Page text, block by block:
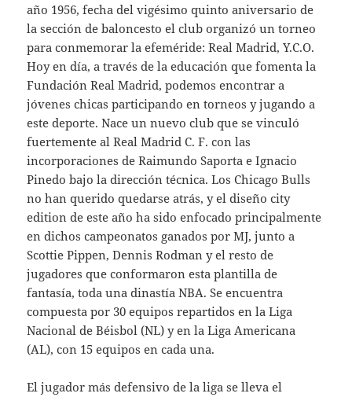
año 1956, fecha del vigésimo quinto aniversario de
la sección de baloncesto el club organizó un torneo
para conmemorar la efeméride: Real Madrid, Y.C.O.
Hoy en día, a través de la educación que fomenta la
Fundación Real Madrid, podemos encontrar a
jóvenes chicas participando en torneos y jugando a
este deporte. Nace un nuevo club que se vinculó
fuertemente al Real Madrid C. F. con las
incorporaciones de Raimundo Saporta e Ignacio
Pinedo bajo la dirección técnica. Los Chicago Bulls
no han querido quedarse atrás, y el diseño city
edition de este año ha sido enfocado principalmente
en dichos campeonatos ganados por MJ, junto a
Scottie Pippen, Dennis Rodman y el resto de
jugadores que conformaron esta plantilla de
fantasía, toda una dinastía NBA. Se encuentra
compuesta por 30 equipos repartidos en la Liga
Nacional de Béisbol (NL) y en la Liga Americana
(AL), con 15 equipos en cada una.
El jugador más defensivo de la liga se lleva el